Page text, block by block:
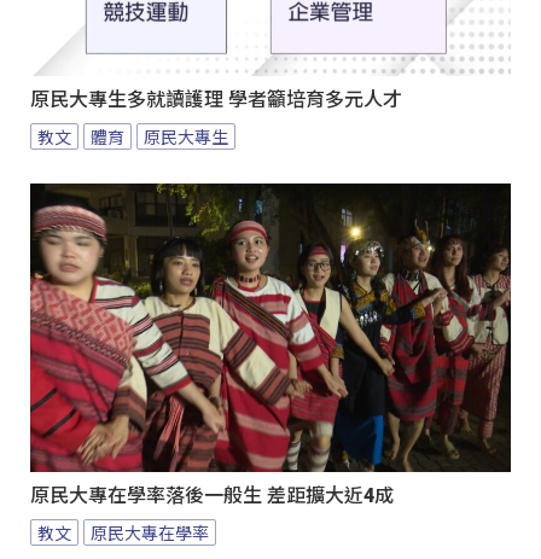
原民大專生多就讀護理 學者籲培育多元人才
教文 體育 原民大專生
原民大專在學率落後一般生 差距擴大近4成
教文 原民大專在學率